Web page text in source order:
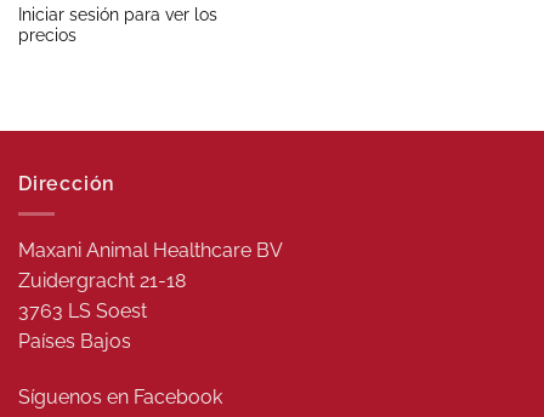
Iniciar sesión para ver los
precios
Dirección
Maxani Animal Healthcare BV
Zuidergracht 21-18
3763 LS Soest
Países Bajos
Síguenos en Facebook